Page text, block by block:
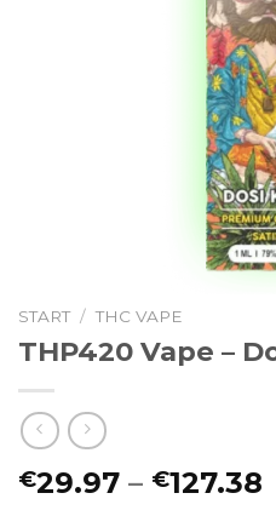
START / THC VAPE
THP420 Vape –
€29.97 – €127.38